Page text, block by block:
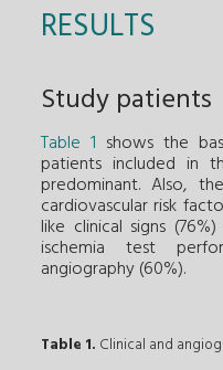
RESULTS
Study patients
Table 1 shows the
patients included in
predominant. Also,
cardiovascular risk
like clinical signs
ischemia test
angiography (60%).
Table 1. Clinical and